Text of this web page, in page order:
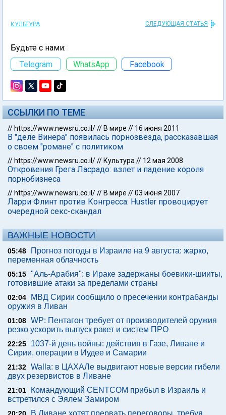
КУЛЬТУРА СЛЕДУЮЩАЯ СТАТЬЯ
Будьте с нами:
Telegram
WhatsApp Facebook
ССЫЛКИ ПО ТЕМЕ
// https://www.newsru.co.il/// В мире // 16 июня 2011
В "деле Винера" появилась порнозвезда, рассказавшая
о своем "романе" с политиком
// https://www.newsru.co.il/// Культура // 12 мая 2008
Откровения Грега Ласрадо: взлет и падение короля
порнобизнеса
// https://www.newsru.co.il/// В мире //03 июня 2007
Ларри Флинт против Конгресса: Hustler провоцирует
очередной секс-скандал
ВАЖНЫЕ НОВОСТИ
05:48
Прогноз погоды в Израиле на 9 августа: жарко,
переменная облачность
05:15 "Аль-Арабия": в Ираке задержаны боевики-шииты,
готовившие атаки за пределами страны
02:04
МВД Сирии сообщило о пресечении контрабанды
оружия в Ливан
01:08 WP: Пентагон требует от производителей оружия
резко ускорить выпуск ракет и систем ПРО
22:25
1037-й день войны: действия в Газе, Ливане и
Сирии, операции в Иудее и Самарии
21:32 Walla: в ЦАХАЛе выдвигают новые версии гибели
двух резервистов в Ливане
21:01
Командующий CENTCOM прибыл в Израиль и
встретился с Эялем Замиром
В Ливане хотят прервать переговоры, требуя